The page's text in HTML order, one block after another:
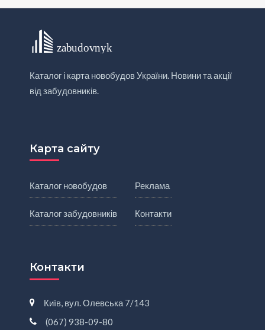
Каталог і карта новобудов України. Новини та акції
від забудовників.
Карта сайту
Каталог новобудов
Каталог забудовників
Реклама
Контакти
Контакти
Київ, вул. Олевська 7/143
(067) 938-09-80